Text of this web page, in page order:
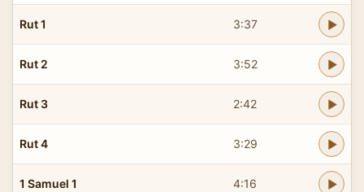
Rut 1 3:37
Rut 2 3:52
Rut 3 2:42
Rut 4 3:29
1 Samuel 1 4:16